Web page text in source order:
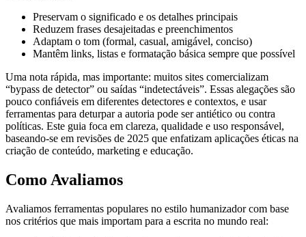
Preservam o significado e os detalhes principais
Reduzem frases desajeitadas e preenchimentos
Adaptam o tom (formal, casual, amigável, conciso)
Mantêm links, listas e formatação básica sempre que possível
Uma nota rápida, mas importante: muitos sites comercializam
“bypass de detector” ou saídas “indetectáveis”. Essas alegações são
pouco confiáveis em diferentes detectores e contextos, e usar
ferramentas para deturpar a autoria pode ser antiético ou contra
políticas. Este guia foca em clareza, qualidade e uso responsável,
baseando-se em revisões de 2025 que enfatizam aplicações éticas na
criação de conteúdo, marketing e educação.
Como Avaliamos
Avaliamos ferramentas populares no estilo humanizador com base
nos critérios que mais importam para a escrita no mundo real: